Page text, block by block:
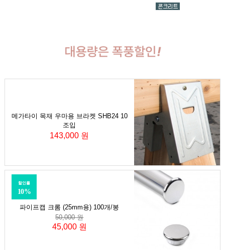
메가타이 목재 우마용 브라켓 SHB24 10
조입
143,000 원
파이프캡 크롬 (25mm용) 100개/봉
할인률
10%
50,000 원
45,000 원